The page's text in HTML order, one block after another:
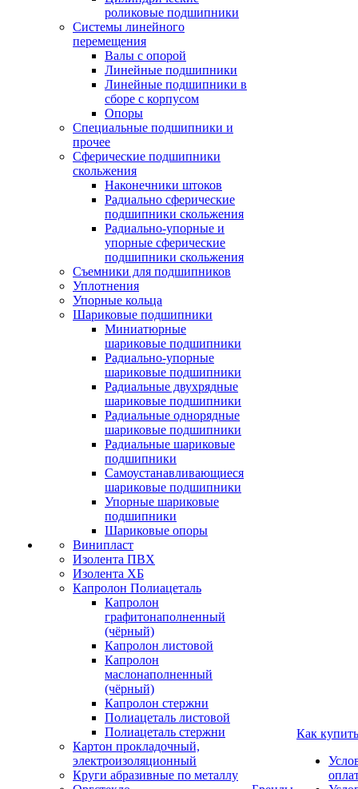
роликовые подшипники
Системы линейного
перемещения
Валы с опорой
Линейные подшипники
Линейные подшипники в
сборе с корпусом
Опоры
Специальные подшипники и
прочее
Сферические подшипники
скольжения
Наконечники штоков
Радиально сферические
подшипники скольжения
Радиально-упорные и
упорные сферические
подшипники скольжения
Съемники для подшипников
Уплотнения
Упорные кольца
Шариковые подшипники
Миниатюрные
шариковые подшипники
Радиально-упорные
шариковые подшипники
Радиальные двухрядные
шариковые подшипники
Радиальные однорядные
шариковые подшипники
Радиальные шариковые
подшипники
Самоустанавливающиеся
шариковые подшипники
Упорные шариковые
подшипники
Шариковые опоры
Винипласт
Изолента ПВХ
Изолента ХБ
Капролон Полиацеталь
Капролон
графитонаполненный
(чёрный)
Капролон листовой
Капролон
маслонаполненный
(чёрный)
Капролон стержни
Полиацеталь листовой
Полиацеталь стержни
Картон прокладочный,
электроизоляционный
Круги абразивные по металлу
Как купить